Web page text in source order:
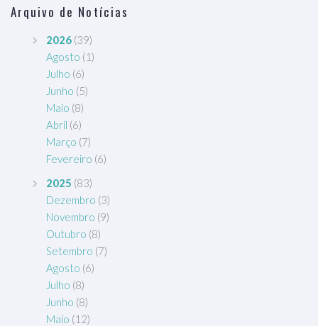
Arquivo de Notícias
2026 (39)
Agosto (1)
Julho (6)
Junho (5)
Maio (8)
Abril (6)
Março (7)
Fevereiro (6)
2025 (83)
Dezembro (3)
Novembro (9)
Outubro (8)
Setembro (7)
Agosto (6)
Julho (8)
Junho (8)
Maio (12)